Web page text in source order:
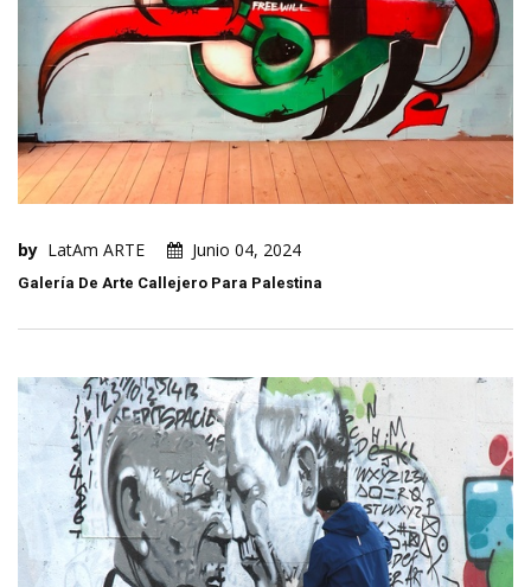
by LatAm ARTE Junio 04, 2024
Galería De Arte Callejero Para Palestina